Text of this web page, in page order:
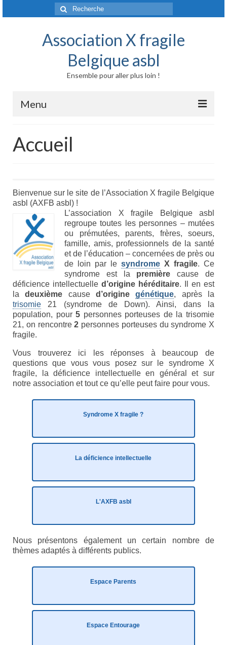
Rechercher
:
Association X fragile
Belgique asbl
Ensemble pour aller plus loin !
Menu
Syndrome X fragile et maladies liées
Mode de transmission
Prévalence
Syndrome du X fragile (FXS)
Syndrome du tremblement-ataxie lié au X
fragile (FXTAS)
Syndrome de l’Insuffisance Ovarienne
Précoce liée au X fragile (FXPOI)
Dépistage génétique
La déficience intellectuelle
Association X fragile
Mission et objectifs
Organisation
Le Conseil scientifique
Etre membre
Activités passées
Nos revendications
Espace Parents
Quand il n’y a pas de diagnostic
A l’annonce du handicap
Parentalité et handicap
Quand nous ne serons plus là
Accueil
Bienvenue sur le site de l’Association X fragile Belgique
asbl (AXFB asbl) !
L’association X fragile Belgique asbl
regroupe toutes les personnes – mutées
ou prémutées, parents, frères, soeurs,
famille, amis, professionnels de la santé
et de l’éducation – concernées de près ou
de loin par le syndrome X fragile. Ce
syndrome est la première cause de
déficience intellectuelle d’origine héréditaire. Il en est
ladeuxième caused’originegénétique, après la
trisomie 21 (syndrome de Down). Ainsi, dans la
population, pour5 personnes porteuses de la trisomie
21, on rencontre2 personnes porteuses du syndrome X
fragile.
Vous trouverez ici les réponses à beaucoup de
questions que vous vous posez sur le syndrome X
fragile, la déficience intellectuelle en général et sur
notre association et tout ce qu’elle peut faire pour vous.
Syndrome X fragile ?
La déficience intellectuelle
L'AXFB asbl
Nous présentons également un certain nombre de
thèmes adaptés à différents publics.
Espace Parents
Espace Entourage